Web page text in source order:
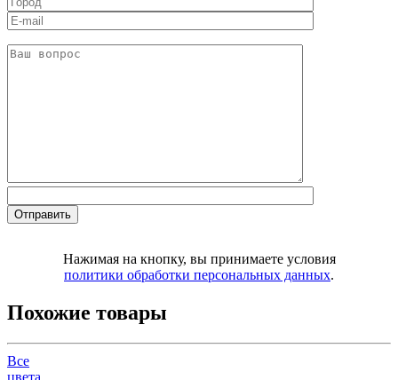
Нажимая на кнопку, вы принимаете условия
политики обработки персональных данных.
Похожие товары
Все